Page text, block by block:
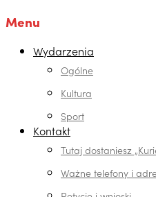
Menu
Wydarzenia
Ogólne
Kultura
Sport
Kontakt
Tutaj dostaniesz
Ważne telefony i